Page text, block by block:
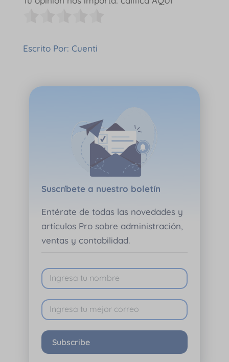
Escrito Por: Cuenti
Suscríbete a nuestro boletín
Entérate de todas las novedades y
artículos Pro sobre administración,
ventas y contabilidad.
Subscribe